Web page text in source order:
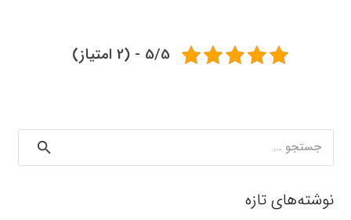
5/5 - (2 امتیاز)
جستجو
نوشته‌های تازه